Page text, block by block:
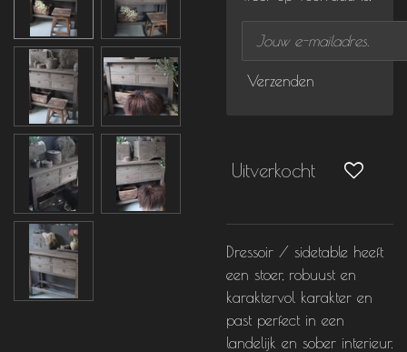
Verzenden
Uitverkocht
Dressoir / sidetable heeft
een stoer, robuust en
karaktervol karakter en
past perfect in een
landelijk en sober interieur.